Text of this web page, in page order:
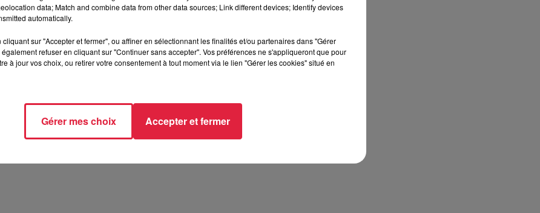
data; Match and combine data from other data sources; Link different devices; Identify devices
automatically.
sur "Accepter et fermer", ou affiner en sélectionnant les finalités et/ou partenaires dans "Gérer
refuser en cliquant sur "Continuer sans accepter". Vos préférences ne s'appliqueront que pour
à jour vos choix, ou retirer votre consentement à tout moment via le lien "Gérer les cookies" situé en
Gérer mes choix Accepter et fermer